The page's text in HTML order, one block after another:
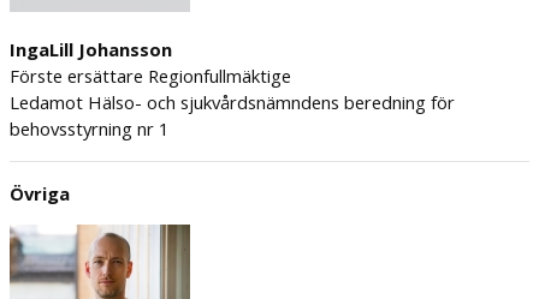
IngaLill Johansson
Förste ersättare Regionfullmäktige
Ledamot Hälso- och sjukvårdsnämndens beredning för
behovsstyrning nr 1
Övriga